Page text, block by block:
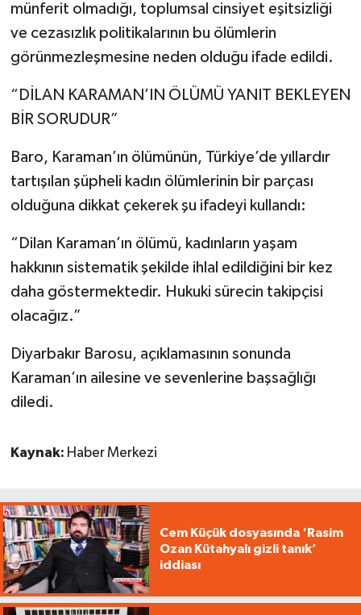
münferit olmadığı, toplumsal cinsiyet eşitsizliği
ve cezasızlık politikalarının bu ölümlerin
görünmezleşmesine neden olduğu ifade edildi.
“DİLAN KARAMAN’IN ÖLÜMÜ YANIT BEKLEYEN
BİR SORUDUR”
Baro, Karaman’ın ölümünün, Türkiye’de yıllardır
tartışılan şüpheli kadın ölümlerinin bir parçası
olduğuna dikkat çekerek şu ifadeyi kullandı:
“Dilan Karaman’ın ölümü, kadınların yaşam
hakkının sistematik şekilde ihlal edildiğini bir kez
daha göstermektedir. Hukuki sürecin takipçisi
olacağız.”
Diyarbakır Barosu, açıklamasının sonunda
Karaman’ın ailesine ve sevenlerine başsağlığı
diledi.
Kaynak: Haber Merkezi
Cem Küçük dosyasında 'Rasim
Ozan Kütahyalı gizli tanık’
iddiası